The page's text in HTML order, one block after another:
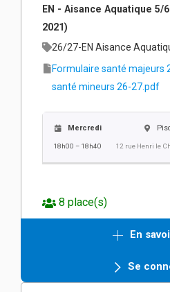
EN - Aisance Aquatique 5/
2021)
26/27-EN Aisance
Formulaire santé majeurs
santé mineurs 26-27.pdf
Mercredi
18h00 – 18h40
8 place(s)
En
Se